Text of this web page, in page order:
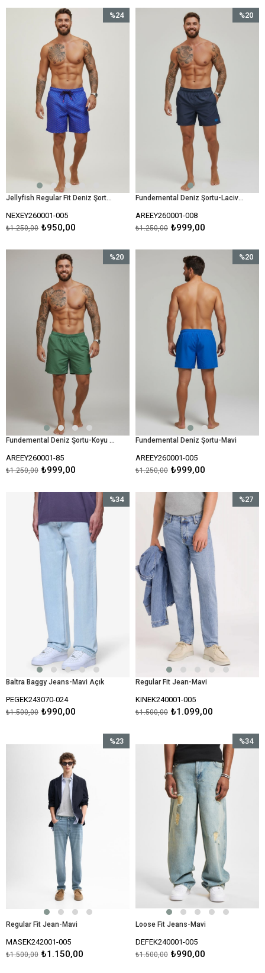
Jellyfish Regular Fit Deniz Şortu-Mavi
NEXEY260001-005
₺950,00
₺1.250,00
%24
Fundemental Deniz Şortu-Lacivert
AREEY260001-008
₺999,00
₺1.250,00
%20
Fundemental Deniz Şortu-Koyu Yeşil
AREEY260001-85
₺999,00
₺1.250,00
%20
Fundemental Deniz Şortu-Mavi
AREEY260001-005
₺999,00
₺1.250,00
%20
Baltra Baggy Jeans-Mavi Açık
PEGEK243070-024
₺990,00
₺1.500,00
%34
Regular Fit Jean-Mavi
KINEK240001-005
₺1.099,00
₺1.500,00
%27
Regular Fit Jean-Mavi
MASEK242001-005
₺1.150,00
₺1.500,00
%23
Loose Fit Jeans-Mavi
DEFEK240001-005
₺990,00
₺1.500,00
%34
İndirim